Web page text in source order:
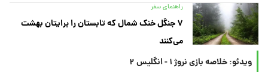
راهنمای سفر
۷ جنگل خنک شمال که تابستان را برایتان بهشت
می‌کنند
ویدئو: خلاصه بازی نروژ ۱ - انگلیس ۲